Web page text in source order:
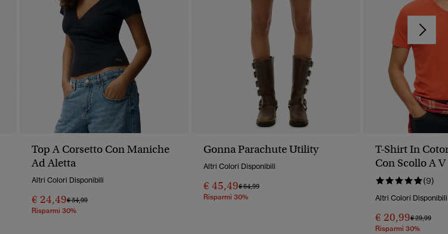
Top A Corsetto Con Maniche
Ad Aletta
Altri Colori Disponibili
€ 24,49Prezzo Ridotto Da
€ 34,99A
Risparmi 30%
Gonna Parachute Utility
Altri Colori Disponibili
€ 45,49Prezzo Ridotto Da
€ 64,99A
Risparmi 30%
T-Shirt In
Con Scollo A V
Essential (9)
Altri Colori Disponibili
€ 20,99Prezzo
€ 29,99A
Risparmi 30%